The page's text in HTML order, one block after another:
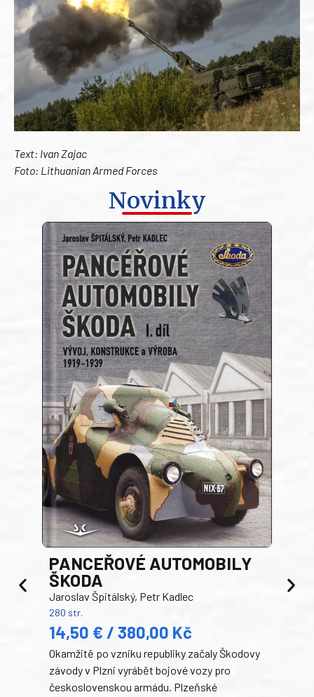
Text: Ivan Zajac
Foto: Lithuanian Armed Forces
Novinky
PANCEŘOVÉ AUTOMOBILY
ŠKODA
Jaroslav Špitálský, Petr Kadlec
280 str.
14,50 € / 380,00 Kč
Okamžitě po vzniku republiky začaly Škodovy
závody v Plzni vyrábět bojové vozy pro
československou armádu. Plzeňské